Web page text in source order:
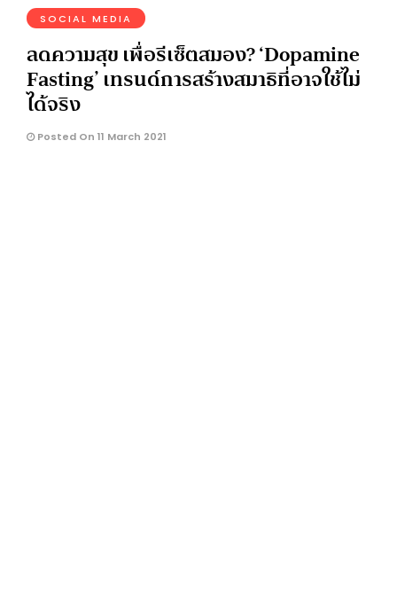
SOCIAL MEDIA
ลดความสุข เพื่อรีเซ็ตสมอง? ‘Dopamine
Fasting’ เทรนด์การสร้างสมาธิที่อาจใช้ไม่
ได้จริง
Posted On 11 March 2021